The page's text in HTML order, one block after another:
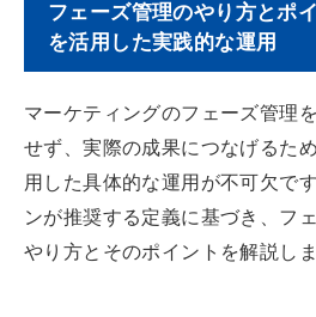
フェーズ管理のやり方とポ
を活用した実践的な運用
マーケティングのフェーズ管理
せず、実際の成果につなげるた
用した具体的な運用が不可欠で
ンが推奨する定義に基づき、フ
やり方とそのポイントを解説しま